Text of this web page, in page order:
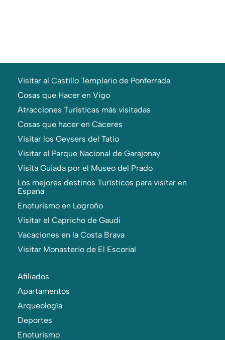
Visitar al Castillo Templario de Ponferrada
Cosas que Hacer en Vigo
Atracciones Turísticas más visitadas
Cosas que hacer en Cáceres
Visitar los Geysers del Tatio
Visitar el Parque Nacional de Garajonay
Visita Guiada por el Museo del Prado
Los mejores destinos Turísticos para visitar en
España
Enoturismo en Logroño
Visitar el Capricho de Gaudi
Vacaciones en la Costa Brava
Visitar Monasterio de El Escorial
Afiliados
Apartamentos
Arqueología
Deportes
Enoturismo